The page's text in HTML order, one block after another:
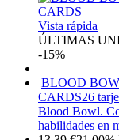
Vista rápida
ÚLTIMAS
-15%
BLOOD
CARDS26
Blood Bowl.
habilidades en